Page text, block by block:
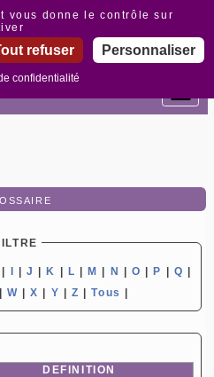
| I | J |K | L |M | N | O |P | Q |
| W |X | Y |Z |Tous |
DEFINITION
vous donne le contrôle sur
refuser Personnaliser
confidentialité